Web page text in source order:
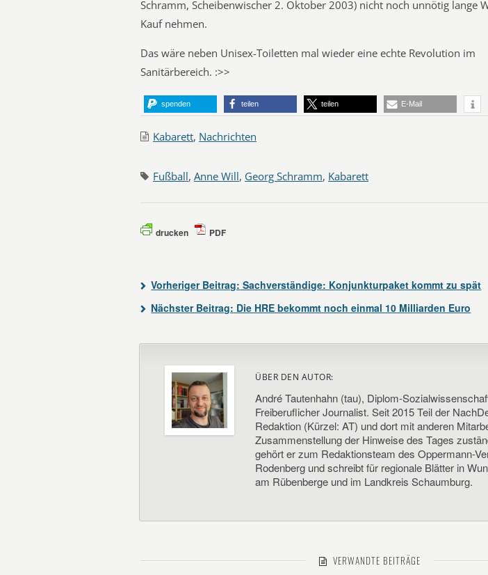
Schramm, Scheibenwischer 2. Oktober 2003) nicht noch unnötig lange
Kauf nehmen.
Das wäre neben Unisex-Toiletten mal wieder eine echte Revolution im
Sanitärbereich. :>>
spenden teilen teilen E-Mail
Kabarett, Nachrichten
Fußball, Anne Will, Georg Schramm, Kabarett
drucken PDF
Vorheriger Beitrag: Sachverständige: Konjunkturpaket kommt zu spät
Nächster Beitrag: Die HRE bekommt noch einmal 10 Milliarden Euro
ÜBER DEN AUTOR:
André Tautenhahn (tau), Diplom-
Freiberuflicher Journalist. Seit 2015 Teil der
Redaktion (Kürzel: AT) und dort mit anderen
Zusammenstellung der Hinweise des Tages
gehört er zum Redaktionsteam des Oppermann-
Rodenberg und schreibt für regionale Blätter in
am Rübenberge und im Landkreis Schaumburg.
VERWANDTE BEITRÄGE